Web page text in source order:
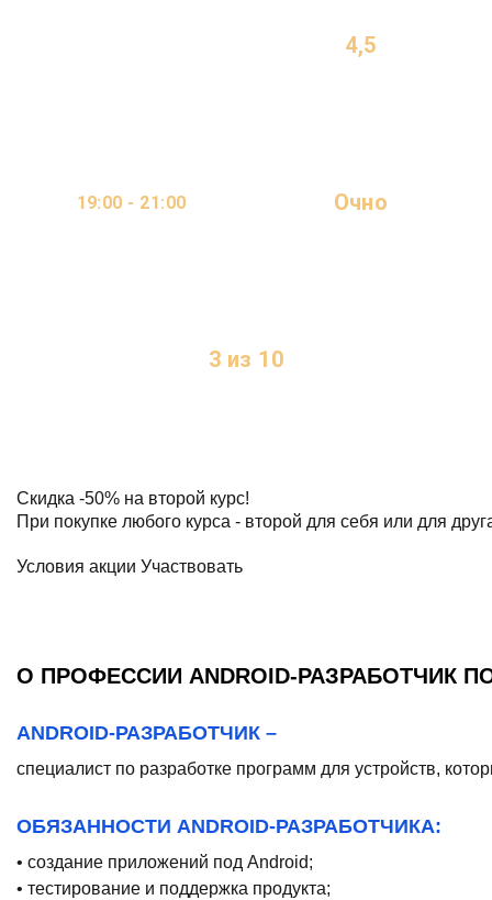
4,5
19:00 - 21:00
Очно
3 из 10
Скидка -50% на второй курс!
При покупке любого курса - второй для себя или для
Условия акции Участвовать
О ПРОФЕССИИ ANDROID-РАЗРАБОТЧИК
ANDROID-РАЗРАБОТЧИК –
специалист по разработке программ для устройств,
ОБЯЗАННОСТИ ANDROID-РАЗРАБОТЧИКА:
• cоздание приложений под Android;
• тестирование и поддержка продукта;